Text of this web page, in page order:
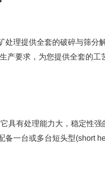
理提供全套的破碎与筛分
要求，为您提供全套的工
具有处理能力大，稳定性
一台或多台短头型(short